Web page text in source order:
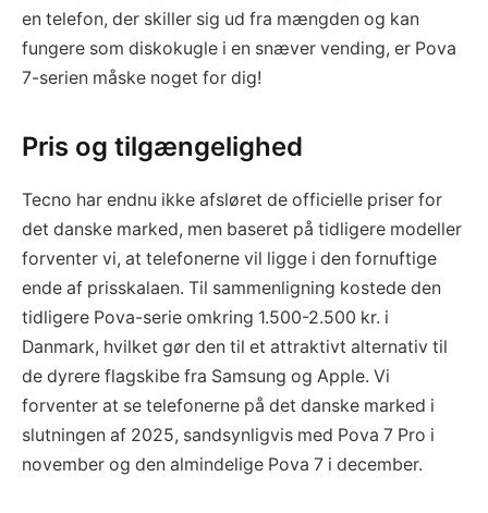
en telefon, der skiller sig ud fra mængden og kan
fungere som diskokugle i en snæver vending, er Pova
7-serien måske noget for dig!
Pris og tilgængelighed
Tecno har endnu ikke afsløret de officielle priser for
det danske marked, men baseret på tidligere modeller
forventer vi, at telefonerne vil ligge i den fornuftige
ende af prisskalaen. Til sammenligning kostede den
tidligere Pova-serie omkring 1.500-2.500 kr. i
Danmark, hvilket gør den til et attraktivt alternativ til
de dyrere flagskibe fra Samsung og Apple. Vi
forventer at se telefonerne på det danske marked i
slutningen af 2025, sandsynligvis med Pova 7 Pro i
november og den almindelige Pova 7 i december.